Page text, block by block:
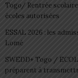
Togo/ Rentrée
écoles autorisées
ESSAL 2026 : les
Lomé
SWEDD+ Togo /
préparent à